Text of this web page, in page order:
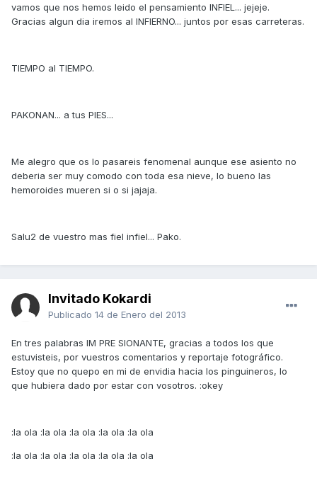
vamos que nos hemos leido el pensamiento INFIEL... jejeje.
Gracias algun dia iremos al INFIERNO... juntos por esas carreteras.
TIEMPO al TIEMPO.
PAKONAN... a tus PIES...
Me alegro que os lo pasareis fenomenal aunque ese asiento no
deberia ser muy comodo con toda esa nieve, lo bueno las
hemoroides mueren si o si jajaja.
Salu2 de vuestro mas fiel infiel... Pako.
Invitado Kokardi
Publicado 14 de Enero del 2013
En tres palabras IM PRE SIONANTE, gracias a todos los que
estuvisteis, por vuestros comentarios y reportaje fotográfico.
Estoy que no quepo en mi de envidia hacia los pinguineros, lo
que hubiera dado por estar con vosotros. :okey
:la ola :la ola :la ola :la ola :la ola
:la ola :la ola :la ola :la ola :la ola